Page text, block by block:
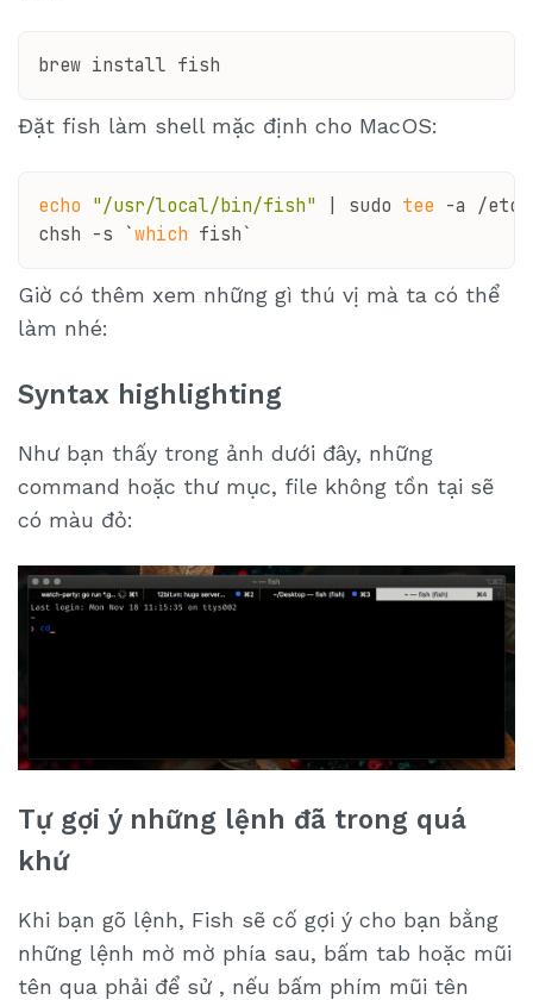
Đặt fish làm shell mặc định cho MacOS:
echo "/usr/local/bin/fish" | sudo tee -a /etc/
chsh -s `which
Giờ có thêm xem những gì thú vị mà ta có thể
làm nhé:
Syntax highlighting
Như bạn thấy trong ảnh dưới đây, những
command hoặc thư mục, file không tồn tại sẽ
có màu đỏ:
Tự gợi ý những lệnh đã trong quá
khứ
Khi bạn gõ lệnh, Fish sẽ cố gợi ý cho bạn bằng
những lệnh mờ mờ phía sau, bấm tab hoặc mũi
tên qua phải để sử , nếu bấm phím mũi tên